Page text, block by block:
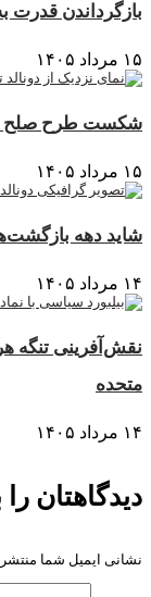
بازگرداندن قدرت
۱۵ مرداد ۱۴۰۵
شکست طرح صلح
۱۵ مرداد ۱۴۰۵
شاید دهه
۱۴ مرداد ۱۴۰۵
نقش‌آفرینی تنگه
متحده
۱۴ مرداد ۱۴۰۵
دیدگاهتان
نشانی ایمیل شما